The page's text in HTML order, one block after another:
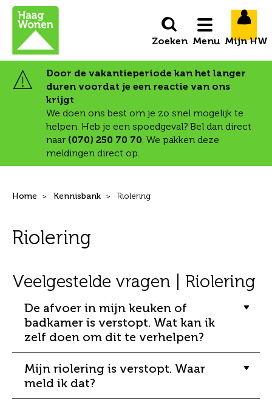
Naar hoofdinhoud
Naar hoofdnavigatiemenu
Naar zoeken
Naar de homepage
Ga naar Hoofd
Menu
Door de vakantieperiode kan het langer
duren voordat je een reactie van ons
krijgt
We doen ons best om je zo snel mogelijk te
helpen. Heb je een spoedgeval? Bel dan direct
naar (070) 250 70 70. We pakken deze
meldingen direct op.
Home Kennisbank Riolering
Riolering
Veelgestelde vragen | Riolering
De afvoer in mijn keuken of
badkamer is verstopt. Wat kan ik
zelf doen om dit te verhelpen?
Mijn riolering is verstopt. Waar
meld ik dat?